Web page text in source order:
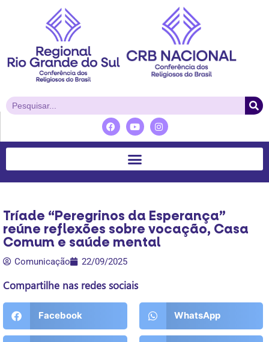
Tríade “Peregrinos da Esperança”
reúne reflexões sobre vocação, Casa
Comum e saúde mental
Comunicação 22/09/2025
Compartilhe nas redes sociais
Facebook WhatsApp